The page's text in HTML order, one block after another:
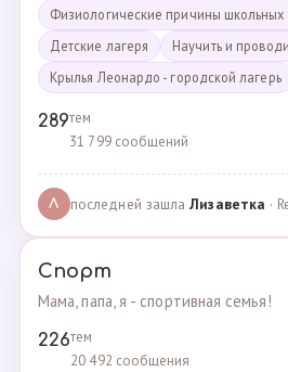
Физиологические причины
Детские лагеря
Научить и
Крылья Леонардо - городской лагерь
289тем
31 799 сообщений
Л последней зашлаЛизаветка · Re:
Спорт
Мама, папа, я - спортивная семья!
226тем
20 492 сообщения